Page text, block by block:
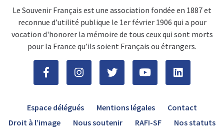
Le Souvenir Français est une association fondée en 1887 et
reconnue d’utilité publique le 1er février 1906 qui a pour
vocation d'honorer la mémoire de tous ceux qui sont morts
pour la France qu’ils soient Français ou étrangers.
Espace délégués Mentions légales
Contact
Droit à l’image
Nous soutenir RAFI-SF Nos statuts